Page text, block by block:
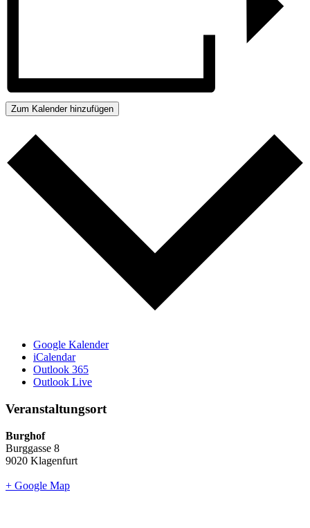
Zum Kalender hinzufügen
Google Kalender
iCalendar
Outlook 365
Outlook Live
Veranstaltungsort
Burghof
Burggasse 8
9020 Klagenfurt
+ Google Map